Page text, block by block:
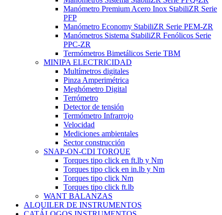
Manómetro Premium Acero Inox StabiliZR Serie
PFP
Manómetro Economy StabiliZR Serie PEM-ZR
Manómetros Sistema StabiliZR Fenólicos Serie
PPC-ZR
Termómetros Bimetálicos Serie TBM
MINIPA ELECTRICIDAD
Multímetros digitales
Pinza Amperimétrica
Meghómetro Digital
Terrómetro
Detector de tensión
Termómetro Infrarrojo
Velocidad
Mediciones ambientales
Sector construcción
SNAP-ON-CDI TORQUE
Torques tipo click en ft.lb y Nm
Torques tipo click en in.lb y Nm
Torques tipo click Nm
Torques tipo click ft.lb
WANT BALANZAS
ALQUILER DE INSTRUMENTOS